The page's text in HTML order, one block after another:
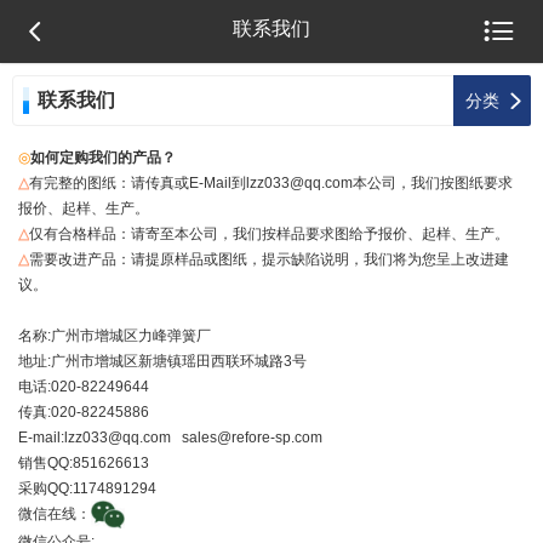
 联系我们 
联系我们 分类 
◎如何定购我们的产品？
△有完整的图纸：请传真或E-Mail到lzz033@qq.com本公司，我们按图纸要求
报价、起样、生产。
△仅有合格样品：请寄至本公司，我们按样品要求图给予报价、起样、生产。
△需要改进产品：请提原样品或图纸，提示缺陷说明，我们将为您呈上改进建
议。
名称:广州市增城区力峰弹簧厂
地址:广州市增城区新塘镇瑶田西联环城路3号
电话:020-82249644
传真:020-82245886
E-mail:lzz033@qq.com sales@refore-sp.com
销售QQ:851626613
采购QQ:1174891294
微信在线：